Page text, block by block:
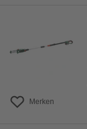
Merken